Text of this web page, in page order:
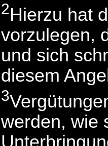
2Hierzu hat
vorzulegen,
und sich
diesem
3
werden, wie